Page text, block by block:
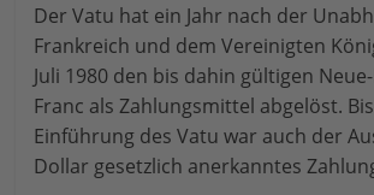
Der Vatu hat ein Jahr nach der
Frankreich und dem Vereinigten
Juli 1980 den bis dahin gültigen
Franc als Zahlungsmittel abgelöst.
Einführung des Vatu war auch der
Dollar gesetzlich anerkanntes